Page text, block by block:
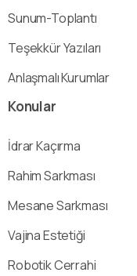
Sunum-Toplantı
Teşekkür Yazıları
Anlaşmalı Kurumlar
Konular
İdrar Kaçırma
Rahim Sarkması
Mesane Sarkması
Vajina Estetiği
Robotik Cerrahi